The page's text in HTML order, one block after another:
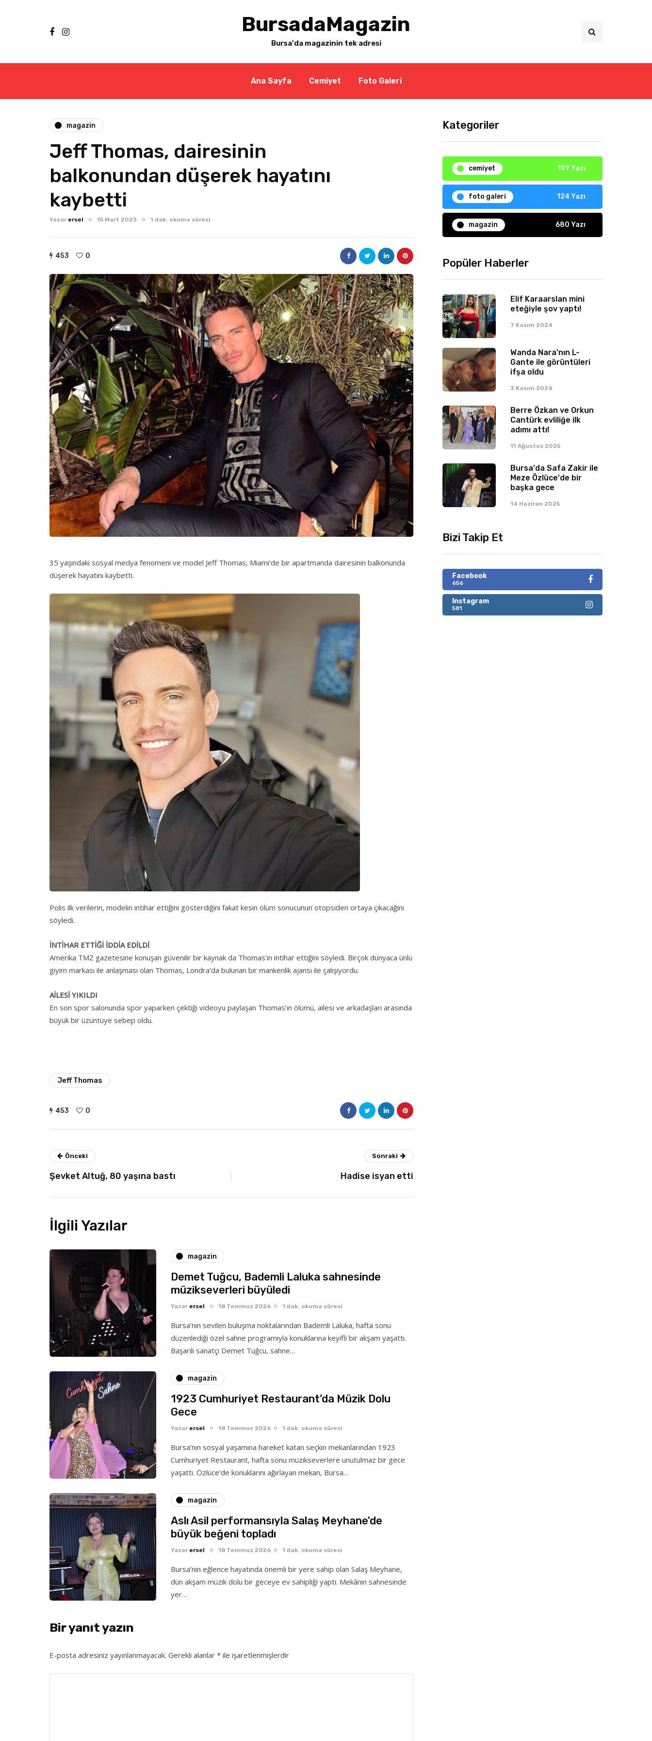
BursadaMagazin
Bursa'da magazinin tek adresi
Ana Sayfa Cemiyet Foto Galeri
magazin
Jeff Thomas, dairesinin
balkonundan düşerek hayatını
kaybetti
Yazar ersel 15 Mart 2023 1 dak. okuma süresi
453 0
35 yaşındaki sosyal medya fenomeni ve model Jeff Thomas, Miami’de bir apartmanda dairesinin balkonunda
düşerek hayatını kaybetti.
Polis ilk verilerin, modelin intihar ettiğini gösterdiğini fakat kesin ölüm sonucunun otopsiden ortaya çıkacağını
söyledi.
İNTİHAR ETTİĞİ İDDİA EDİLDİ
Amerika TMZ gazetesine konuşan güvenilir bir kaynak da Thomas’ın intihar ettiğini söyledi. Birçok dünyaca ünlü
giyim markası ile anlaşması olan Thomas, Londra’da bulunan bir mankenlik ajansı ile çalışıyordu.
AİLESİ YIKILDI
En son spor salonunda spor yaparken çektiği videoyu paylaşan Thomas’ın ölümü, ailesi ve arkadaşları arasında
büyük bir üzüntüye sebep oldu.
Jeff Thomas
453 0
Kategoriler
cemiyet 197 Yazı
foto galeri 124 Yazı
magazin 680 Yazı
Popüler Haberler
Elif Karaarslan mini
eteğiyle şov yaptı!
7 Kasım 2024
Wanda Nara'nın L-
Gante ile görüntüleri
ifşa oldu
3 Kasım 2024
Berre Özkan ve Orkun
Cantürk evliliğe ilk
adımı attı!
11 Ağustos 2025
Bursa'da Safa Zakir ile
Meze Özlüce'de bir
başka gece
14 Haziran 2025
Bizi Takip Et
Facebook
656
Instagram
581
Önceki
Şevket Altuğ, 80 yaşına bastı
Sonraki
Hadise isyan etti
İlgili Yazılar
magazin
Demet Tuğcu, Bademli Laluka sahnesinde
müzikseverleri büyüledi
Yazar ersel 18 Temmuz 2026 1 dak. okuma süresi
Bursa’nın sevilen buluşma noktalarından Bademli Laluka, hafta sonu
düzenlediği özel sahne programıyla konuklarına keyifli bir akşam yaşattı.
Başarılı sanatçı Demet Tuğcu, sahne…
magazin
1923 Cumhuriyet Restaurant’da Müzik Dolu
Gece
Yazar ersel 18 Temmuz 2026 1 dak. okuma süresi
Bursa’nın sosyal yaşamına hareket katan seçkin mekanlarından 1923
Cumhuriyet Restaurant, hafta sonu müzikseverlere unutulmaz bir gece
yaşattı. Özlüce’de konuklarını ağırlayan mekan, Bursa…
magazin
Aslı Asil performansıyla Salaş Meyhane'de
büyük beğeni topladı
Yazar ersel 18 Temmuz 2026 1 dak. okuma süresi
Bursa’nın eğlence hayatında önemli bir yere sahip olan Salaş Meyhane,
dün akşam müzik dolu bir geceye ev sahipliği yaptı. Mekânın sahnesinde
yer…
Bir yanıt yazın
E-posta adresiniz yayınlanmayacak. Gerekli alanlar * ile işaretlenmişlerdir